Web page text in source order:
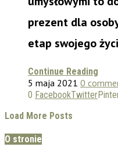
prezent dla
etap swojego
Continue Reading
5 maja 2021 0
0 FacebookTwitter
Load More Posts
O stronie